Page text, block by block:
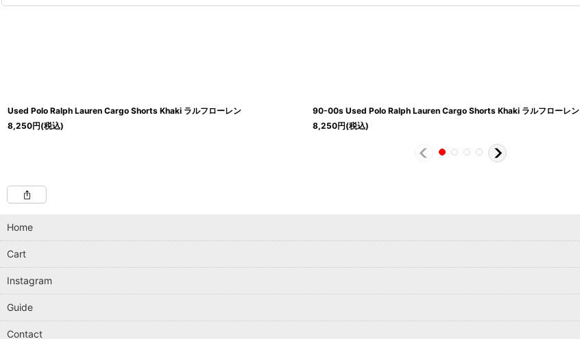
Used Polo Ralph Lauren Cargo Shorts Khaki ラルフローレン
8,250円(税込)
90-00s Used Polo Ralph Lauren Cargo Shorts Khaki ラルフローレン
8,250円(税込)
Home
Cart
Instagram
Guide
Contact